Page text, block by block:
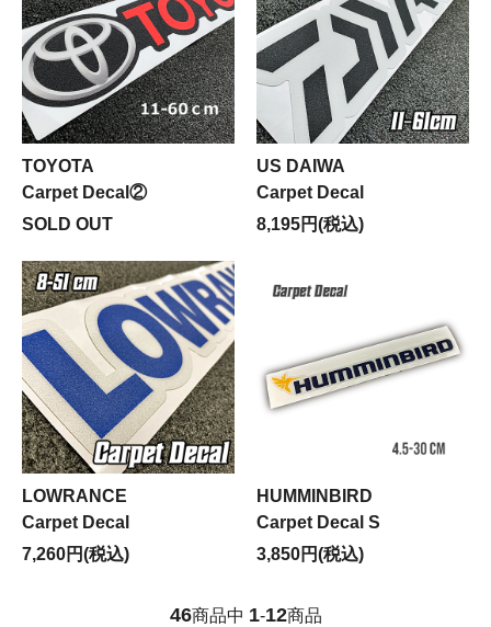
TOYOTA
Carpet Decal②
SOLD OUT
US DAIWA
Carpet Decal
8,195円(税込)
LOWRANCE
Carpet Decal
7,260円(税込)
HUMMINBIRD
Carpet Decal S
3,850円(税込)
46商品中 1-12商品